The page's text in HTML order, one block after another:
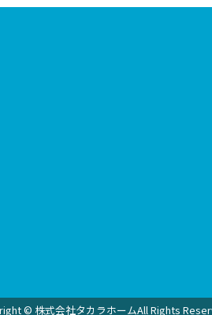
© 株式会社タカラホームAll Rights